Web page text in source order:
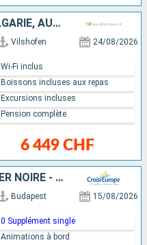
ALLEMAGNE, ROUMANIE, BULGARIE, AUTRICHE, SERBIE, SLOVAQUIE, CROATIE, HONGRIE
Vilshofen 24/08/2026
6 449 CHF
Wi-Fi inclus
Boissons incluses aux repas
Excursions incluses
Pension complète
DU DANUBE BLEU VERS LA MER NOIRE - DE VIENNE À BUCAREST
Budapest 15/08/2026
0 Supplément single
Animations à bord